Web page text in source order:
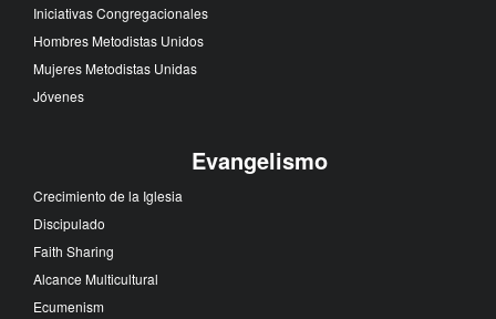
Iniciativas Congregacionales
Hombres Metodistas Unidos
Mujeres Metodistas Unidas
Jóvenes
Evangelismo
Crecimiento de la Iglesia
Discipulado
Faith Sharing
Alcance Multicultural
Ecumenism